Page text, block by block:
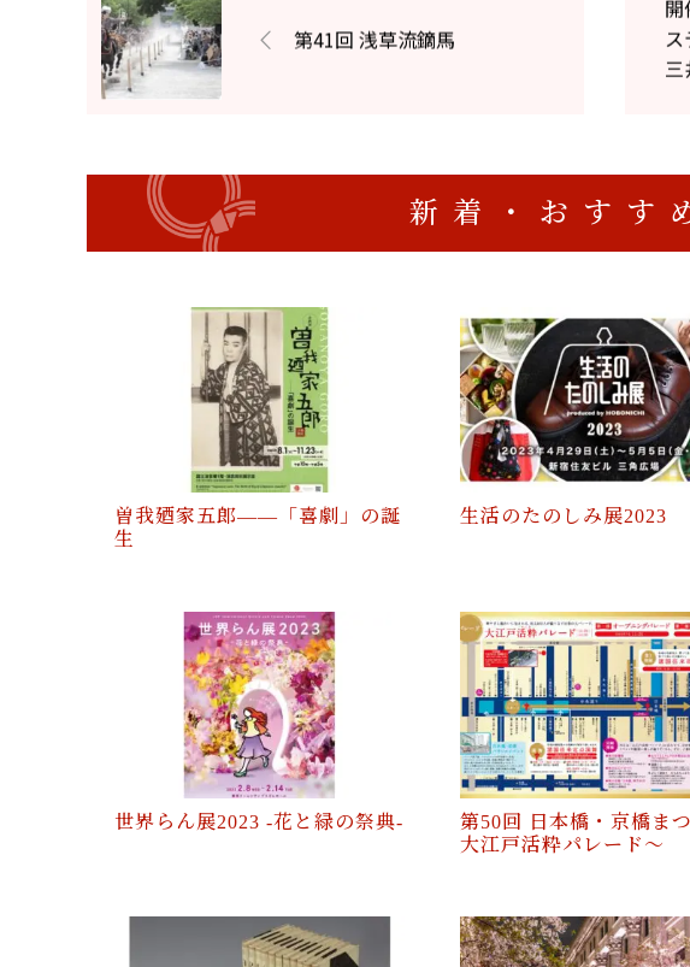
第41回 浅草流鏑馬
開
新着・おすす
曽我廼家五郎――「喜劇」の誕
生
生活のたのしみ展2023
世界らん展2023 ‐花と緑の祭典‐
第50回 日本橋・京橋ま
大江戸活粋パレード〜